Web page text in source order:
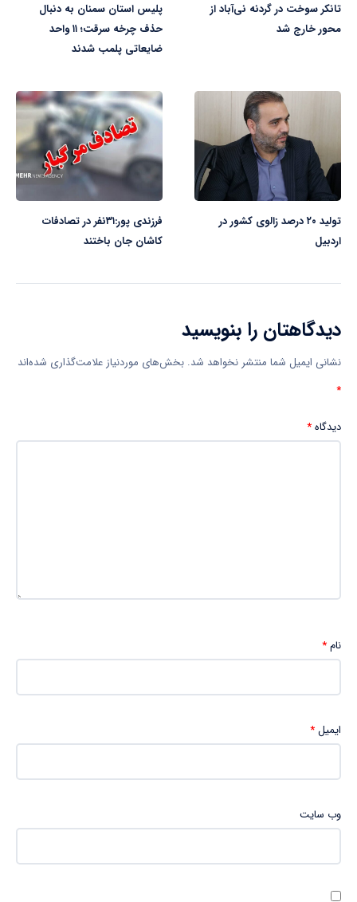
تانکر سوخت در گردنه نی‌آباد از
محور خارج شد
پلیس استان سمنان به دنبال
حذف چرخه سرقت؛ ۱۱ واحد
ضایعاتی پلمب شدند
تولید ۲۰ درصد زالوی کشور در
اردبیل
فرزندی پور:۳۱نفر در تصادفات
کاشان جان باختند
دیدگاهتان را بنویسید
نشانی ایمیل شما منتشر نخواهد شد. بخش‌های موردنیاز علامت‌گذاری شده‌اند
*
دیدگاه*
نام*
ایمیل*
وب‌ سایت